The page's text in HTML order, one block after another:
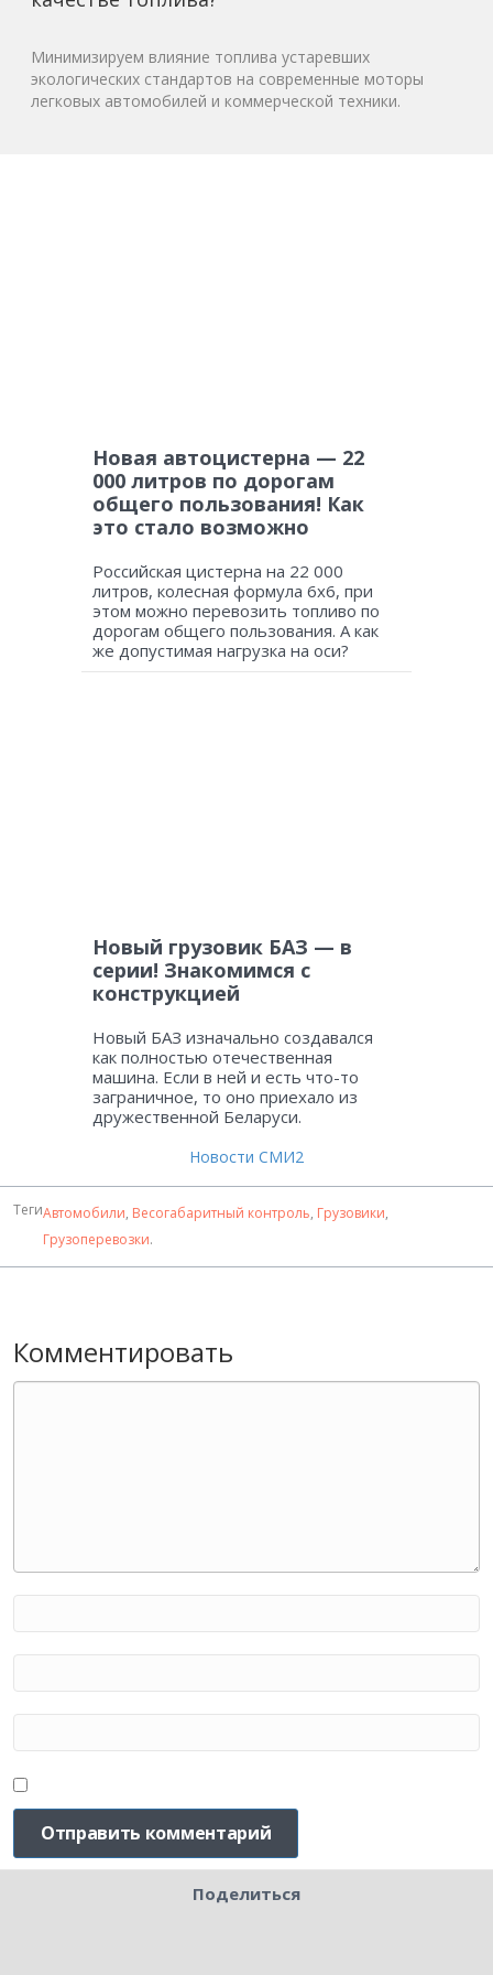
Минимизируем влияние топлива устаревших
экологических стандартов на современные моторы
легковых автомобилей и коммерческой техники.
Новая автоцистерна — 22
000 литров по дорогам
общего пользования! Как
это стало возможно
Российская цистерна на 22 000
литров, колесная формула 6х6, при
этом можно перевозить топливо по
дорогам общего пользования. А как
же допустимая нагрузка на оси?
Новый грузовик БАЗ — в
серии! Знакомимся с
конструкцией
Новый БАЗ изначально создавался
как полностью отечественная
машина. Если в ней и есть что-то
заграничное, то оно приехало из
дружественной Беларуси.
Новости СМИ2
ТегиАвтомобили, Весогабаритный контроль, Грузовики,
Грузоперевозки.
Комментировать
Поделиться